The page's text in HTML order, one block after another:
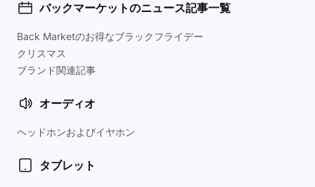
バックマーケットのニュース記事一覧
Back Marketのお得なブラックフライデー
クリスマス
ブランド関連記事
オーディオ
ヘッドホンおよびイヤホン
タブレット